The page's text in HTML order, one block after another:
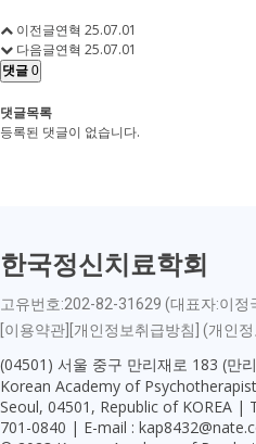
이전글연혁 25.07.01
다음글연혁 25.07.01
댓글 0
댓글목록
등록된 댓글이 없습니다.
한국정신치료학회
고유번호:202-82-31629 (대표자:이정
[이용약관][개인정보취급방침] (개인
(04501) 서울 중구 만리재로 183 (만
Korean Academy of
Seoul, 04501, Republic of KOREA |
701-0840 | E-mail :